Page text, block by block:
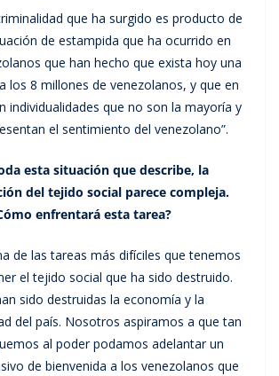
que ha surgido es producto de
de estampida que ha ocurrido en
que han hecho que exista hoy una
los 8 millones de venezolanos, y que en
individualidades que no son la mayoría y
el sentimiento del venezolano”.
esta situación que describe, la
del tejido social parece compleja.
enfrentará esta tarea?
de las tareas más difíciles que tenemos
el tejido social que ha sido destruido.
sido destruidas la economía y la
del país. Nosotros aspiramos a que tan
al poder podamos adelantar un
de bienvenida a los venezolanos que